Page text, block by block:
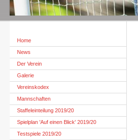
Home
News
Der Verein
Galerie
Vereinskodex
Mannschaften
Staffeleinteilung 2019/20
Spielplan 'Auf einen Blick' 2019/20
Testspiele 2019/20